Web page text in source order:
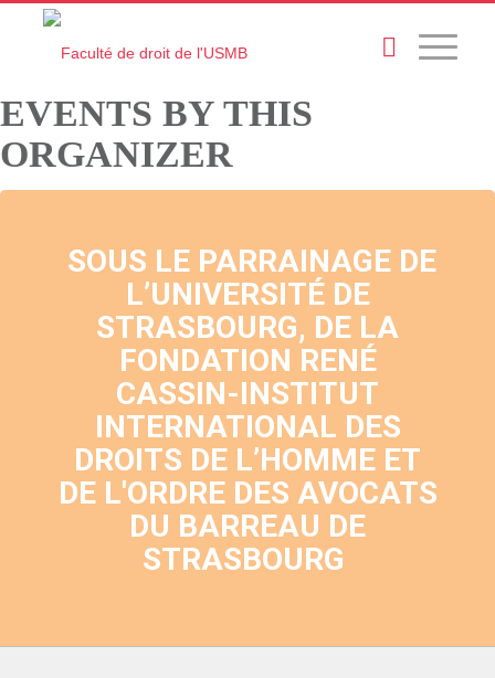
EVENTS BY THIS
ORGANIZER
SOUS LE PARRAINAGE DE
L’UNIVERSITÉ DE
STRASBOURG, DE LA
FONDATION RENÉ
CASSIN-INSTITUT
INTERNATIONAL DES
DROITS DE L’HOMME ET
DE L'ORDRE DES AVOCATS
DU BARREAU DE
STRASBOURG